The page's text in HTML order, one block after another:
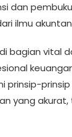
dan
ilmu
bagian vital
yang